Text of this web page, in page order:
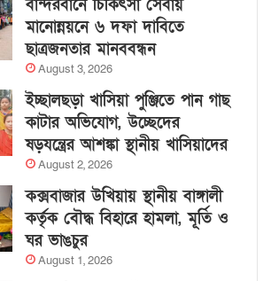
বান্দরবানে চিকিৎসা সেবায়
মানোন্নয়নে ৬ দফা দাবিতে
ছাত্রজনতার মানববন্ধন
August 3, 2026
ইচ্ছালছড়া খাসিয়া পুঞ্জিতে পান গাছ
কাটার অভিযোগ, উচ্ছেদের
ষড়যন্ত্রের আশঙ্কা স্থানীয় খাসিয়াদের
August 2, 2026
কক্সবাজার উখিয়ায় স্থানীয় বাঙ্গালী
কর্তৃক বৌদ্ধ বিহারে হামলা, মূর্তি ও
ঘর ভাঙচুর
August 1, 2026